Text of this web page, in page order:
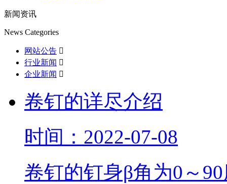
新闻资讯
News Categories
网站公告 
行业新闻 
企业新闻 
卷钉的详尽介绍
时间：2022-07-08
卷钉的钉身β角为0～